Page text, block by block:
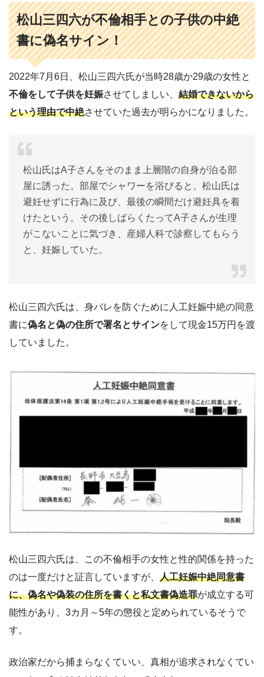
松山三四六が不倫相手との子供の中絶
書に偽名サイン！
2022年7月6日、松山三四六氏が当時28歳か29歳の女性と
不倫をして子供を妊娠させてしましい、 結婚できないから
という理由で中絶させていた過去が明らかになりました。
松山氏はA子さんをそのまま上層階の自身が泊る部
屋に誘った。部屋でシャワーを浴びると、松山氏は
避妊せずに行為に及び、最後の瞬間だけ避妊具を着
けたという。その後しばらくたってA子さんが生理
がこないことに気づき、産婦人科で診察してもらう
と、妊娠していた。
松山三四六氏は、身バレを防ぐために人工妊娠中絶の同意
書に偽名と偽の住所で署名とサインをして現金15万円を渡
していました。
松山三四六氏は、この不倫相手の女性と性的関係を持った
のは一度だけと証言していますが、 人工妊娠中絶同意書
に、偽名や偽装の住所を書くと私文書偽造罪が成立する可
能性があり、3カ月～5年の懲役と定められているそうで
す。
政治家だから捕まらなくていい、真相が追求されなくてい